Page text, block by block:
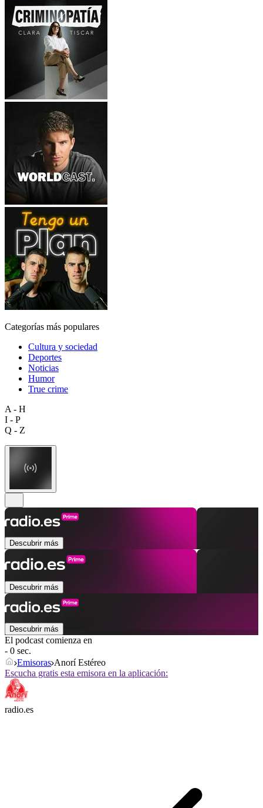
Categorías más populares
Cultura y sociedad
Deportes
Noticias
Humor
True crime
A - H
I - P
Q - Z
Descubrir más
Descubrir más
Descubrir más
El podcast comienza en
- 0 sec.
Emisoras Anorí Estéreo
Escucha gratis esta emisora en la aplicación:
radio.es